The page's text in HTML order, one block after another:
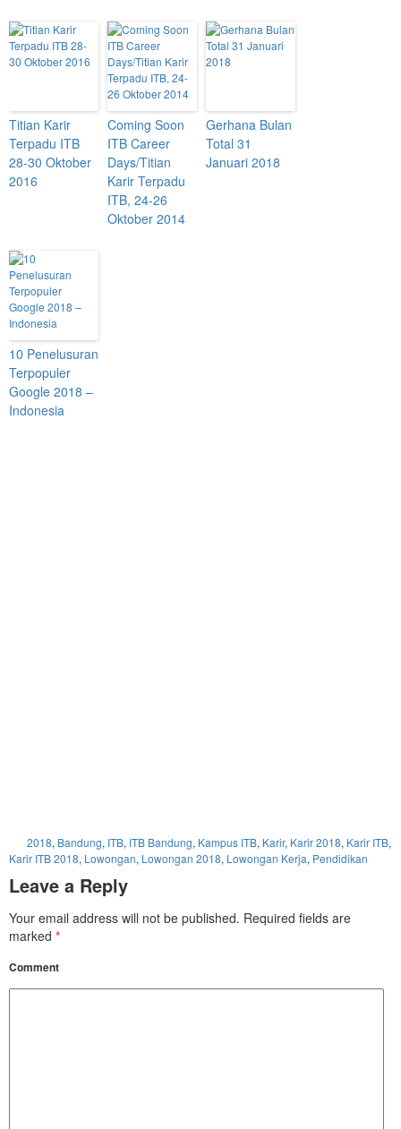
Titian Karir
Terpadu ITB
28-30 Oktober
2016
Coming Soon
ITB Career
Days/Titian
Karir Terpadu
ITB, 24-26
Oktober 2014
Gerhana Bulan
Total 31
Januari 2018
10 Penelusuran
Terpopuler
Google 2018 –
Indonesia
2018, Bandung, ITB, ITB Bandung, Kampus ITB, Karir, Karir 2018, Karir ITB,
Karir ITB 2018, Lowongan, Lowongan 2018, Lowongan Kerja, Pendidikan
Leave a Reply
Your email address will not be published. Required fields are
marked *
Comment